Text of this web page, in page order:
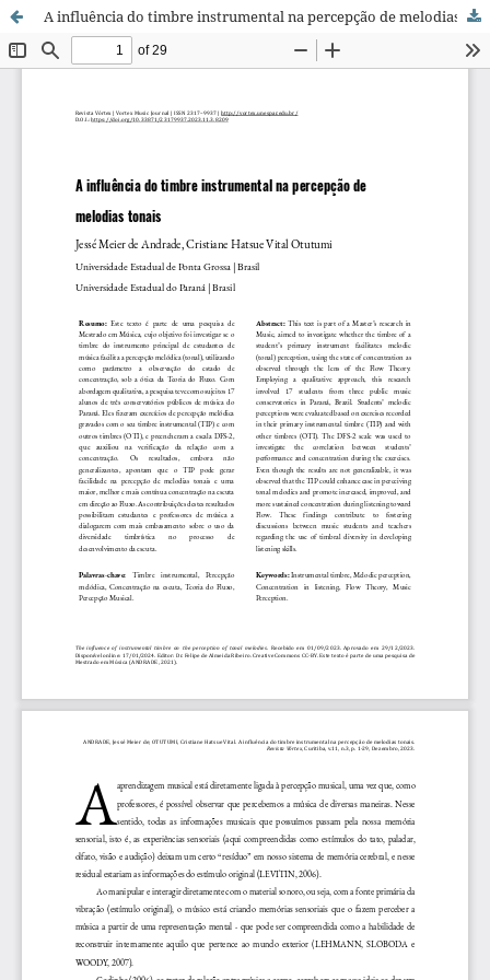
A influência do timbre instrumental na percepção de melodias tonais